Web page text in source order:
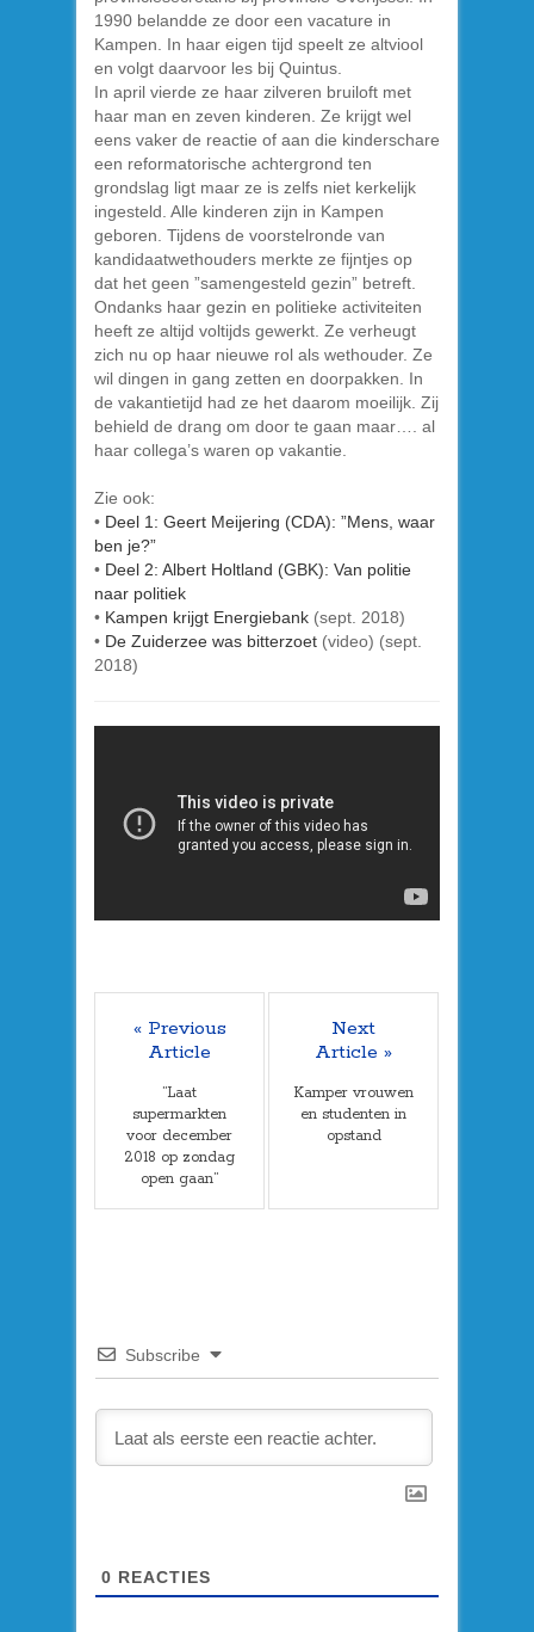
1990 belandde ze door een vacature in
Kampen. In haar eigen tijd speelt ze altviool
en volgt daarvoor les bij Quintus.
In april vierde ze haar zilveren bruiloft met
haar man en zeven kinderen. Ze krijgt wel
eens vaker de reactie of aan die kinderschare
een reformatorische achtergrond ten
grondslag ligt maar ze is zelfs niet kerkelijk
ingesteld. Alle kinderen zijn in Kampen
geboren. Tijdens de voorstelronde van
kandidaatwethouders merkte ze fijntjes op
dat het geen ”samengesteld gezin” betreft.
Ondanks haar gezin en politieke activiteiten
heeft ze altijd voltijds gewerkt. Ze verheugt
zich nu op haar nieuwe rol als wethouder. Ze
wil dingen in gang zetten en doorpakken. In
de vakantietijd had ze het daarom moeilijk. Zij
behield de drang om door te gaan maar…. al
haar collega’s waren op vakantie.
Zie ook:
• Deel 1: Geert Meijering (CDA): ”Mens, waar
ben je?”
• Deel 2: Albert Holtland (GBK): Van politie
naar politiek
• Kampen krijgt Energiebank (sept. 2018)
• De Zuiderzee was bitterzoet (video) (sept.
2018)
« Previous
Article
”Laat
supermarkten
voor december
2018 op zondag
open gaan”
Next
Article »
Kamper vrouwen
en studenten in
opstand
Subscribe
0 REACTIES